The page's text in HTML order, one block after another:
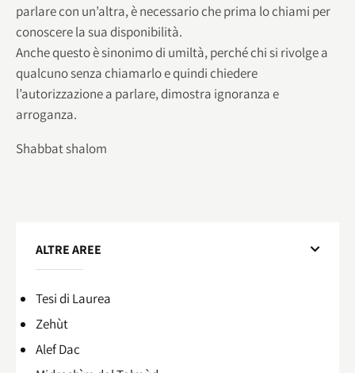
parlare con un’altra, è necessario che prima lo chiami per
conoscere la sua disponibilità.
Anche questo è sinonimo di umiltà, perché chi si rivolge a
qualcuno senza chiamarlo e quindi chiedere
l’autorizzazione a parlare, dimostra ignoranza e
arroganza.
Shabbat shalom
ALTRE AREE
Tesi di Laurea
Zehùt
Alef Dac